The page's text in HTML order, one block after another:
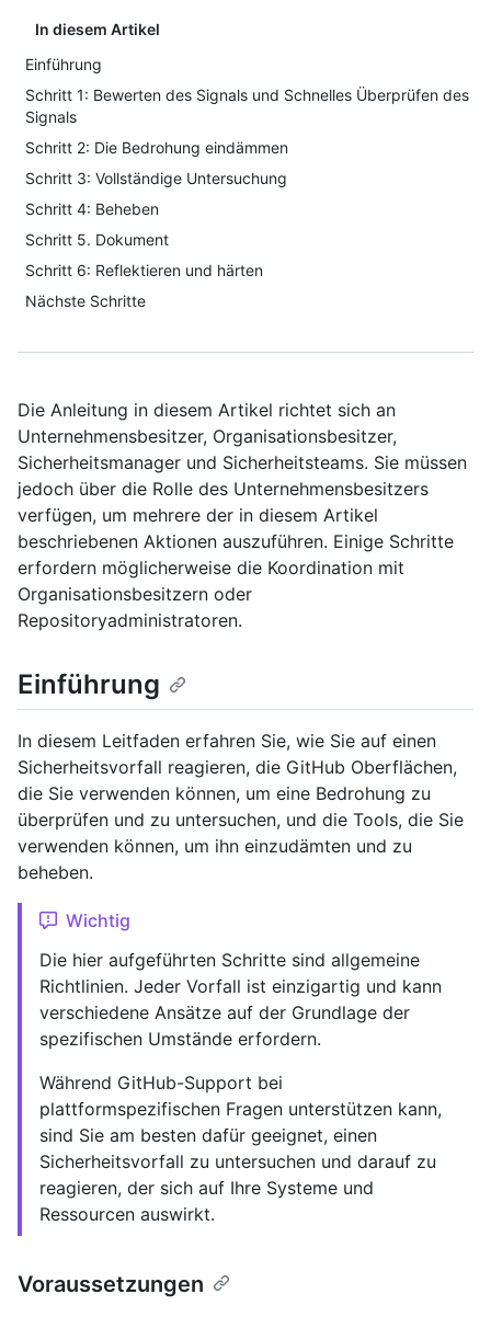
In diesem Artikel
Einführung
Schritt 1: Bewerten des Signals und Schnelles Überprüfen des
Signals
Schritt 2: Die Bedrohung eindämmen
Schritt 3: Vollständige Untersuchung
Schritt 4: Beheben
Schritt 5. Dokument
Schritt 6: Reflektieren und härten
Nächste Schritte
Die Anleitung in diesem Artikel richtet sich an
Unternehmensbesitzer, Organisationsbesitzer,
Sicherheitsmanager und Sicherheitsteams. Sie müssen
jedoch über die Rolle des Unternehmensbesitzers
verfügen, um mehrere der in diesem Artikel
beschriebenen Aktionen auszuführen. Einige Schritte
erfordern möglicherweise die Koordination mit
Organisationsbesitzern oder
Repositoryadministratoren.
Einführung
In diesem Leitfaden erfahren Sie, wie Sie auf einen
Sicherheitsvorfall reagieren, die GitHub Oberflächen,
die Sie verwenden können, um eine Bedrohung zu
überprüfen und zu untersuchen, und die Tools, die Sie
verwenden können, um ihn einzudämten und zu
beheben.
Wichtig
Die hier aufgeführten Schritte sind allgemeine
Richtlinien. Jeder Vorfall ist einzigartig und kann
verschiedene Ansätze auf der Grundlage der
spezifischen Umstände erfordern.
Während GitHub-Support bei
plattformspezifischen Fragen unterstützen kann,
sind Sie am besten dafür geeignet, einen
Sicherheitsvorfall zu untersuchen und darauf zu
reagieren, der sich auf Ihre Systeme und
Ressourcen auswirkt.
Voraussetzungen